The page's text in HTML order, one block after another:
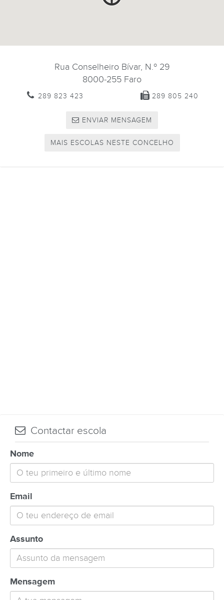
Rua Conselheiro Bívar, N.º 29
8000-255 Faro
289 823 423 289 805 240
ENVIAR MENSAGEM
MAIS ESCOLAS NESTE CONCELHO
Contactar escola
Nome
Email
Assunto
Mensagem